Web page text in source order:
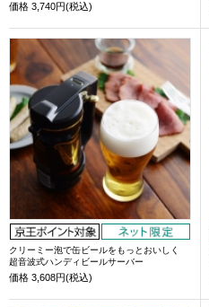
価格 3,740円(税込)
クリーミー泡で缶ビールをもっとおいしく
超音波式ハンディビールサーバー
価格 3,608円(税込)